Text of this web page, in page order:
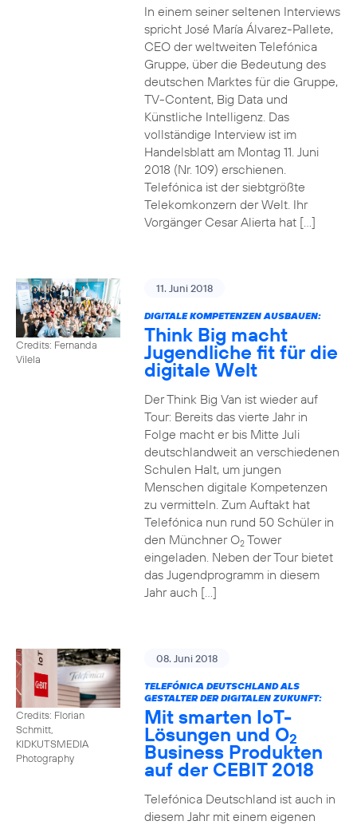
In einem seiner seltenen Interviews
spricht José María Álvarez-Pallete,
CEO der weltweiten Telefónica
Gruppe, über die Bedeutung des
deutschen Marktes für die Gruppe,
TV-Content, Big Data und
Künstliche Intelligenz. Das
vollständige Interview ist im
Handelsblatt am Montag 11. Juni
2018 (Nr. 109) erschienen.
Telefónica ist der siebtgrößte
Telekomkonzern der Welt. Ihr
Vorgänger Cesar Alierta hat […]
Credits: Fernanda
Vilela
11. Juni 2018
DIGITALE KOMPETENZEN AUSBAUEN:
Think Big macht
Jugendliche fit für die
digitale Welt
Der Think Big Van ist wieder auf
Tour: Bereits das vierte Jahr in
Folge macht er bis Mitte Juli
deutschlandweit an verschiedenen
Schulen Halt, um jungen
Menschen digitale Kompetenzen
zu vermitteln. Zum Auftakt hat
Telefónica nun rund 50 Schüler in
den Münchner O2Tower
eingeladen. Neben der Tour bietet
das Jugendprogramm in diesem
Jahr auch […]
Credits: Florian
Schmitt,
KIDKUTSMEDIA
Photography
08. Juni 2018
TELEFÓNICA DEUTSCHLAND ALS
GESTALTER DER DIGITALEN ZUKUNFT:
Mit smarten IoT-
Lösungen und O2
Business Produkten
auf der CEBIT 2018
Telefónica Deutschland ist auch in
diesem Jahr mit einem eigenen